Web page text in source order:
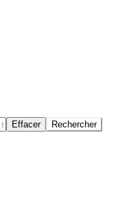
Effacer Rechercher